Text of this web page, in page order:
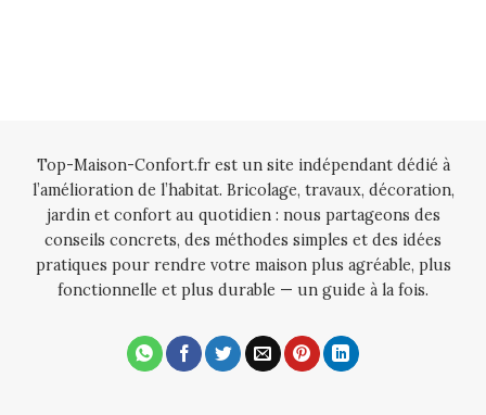
Top-Maison-Confort.fr est un site indépendant dédié à
l’amélioration de l’habitat. Bricolage, travaux, décoration,
jardin et confort au quotidien : nous partageons des
conseils concrets, des méthodes simples et des idées
pratiques pour rendre votre maison plus agréable, plus
fonctionnelle et plus durable — un guide à la fois.